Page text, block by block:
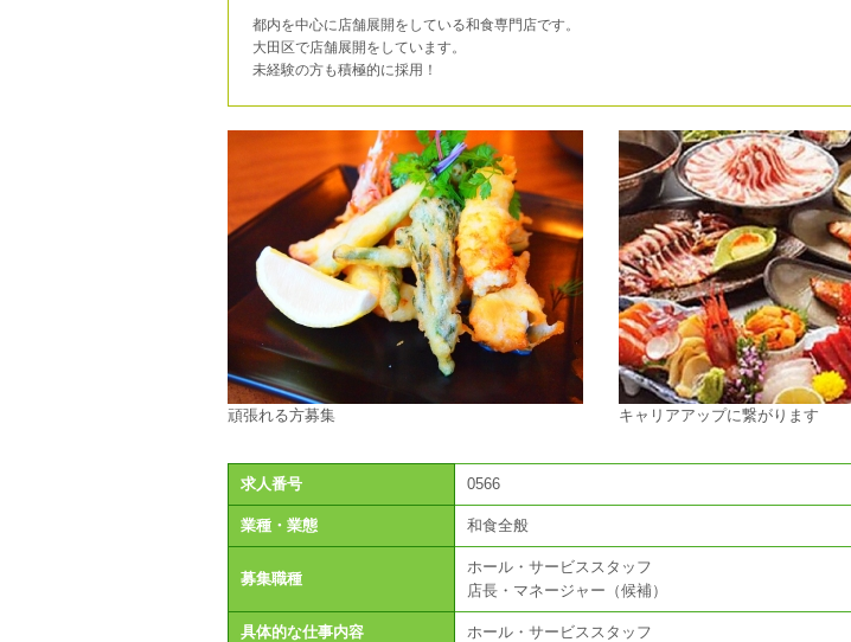
都内を中心に店舗展開をしている和食専門店です。
大田区で店舗展開をしています。
未経験の方も積極的に採用！
頑張れる方募集 キャリアアップに繋がります
求人番号 0566
業種・業態 和食全般
募集職種
ホール・サービススタッフ
店長・マネージャー（候補）
具体的な仕事内容 ホール・サービススタッフ